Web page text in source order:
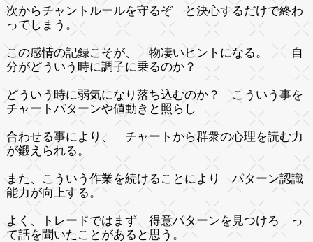
次からチャントルールを守るぞ と決心するだけで終わ
ってしまう。
この感情の記録こそが、 物凄いヒントになる。 自
分がどういう時に調子に乗るのか？
どういう時に弱気になり落ち込むのか？ こういう事を
チャートパターンや値動きと照らし
合わせる事により、 チャートから群衆の心理を読む力
が鍛えられる。
また、こういう作業を続けることにより パターン認識
能力が向上する。
よく、トレードではまず 得意パターンを見つけろ っ
て話を聞いたことがあると思う。